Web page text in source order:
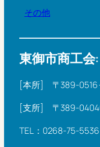
その他
東御市商工会:
[本所] 〒389-0516
[支所] 〒389-
TEL：0268-75-5536